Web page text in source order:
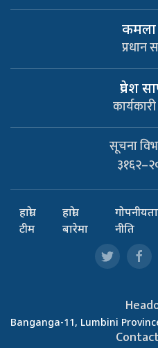
कमला
प्रधान
प्रवेश
सूचना
हाम्रो
टीम
हाम्रो
बारेमा
गोपनीयता
नीति
Banganga-11, Lumbini